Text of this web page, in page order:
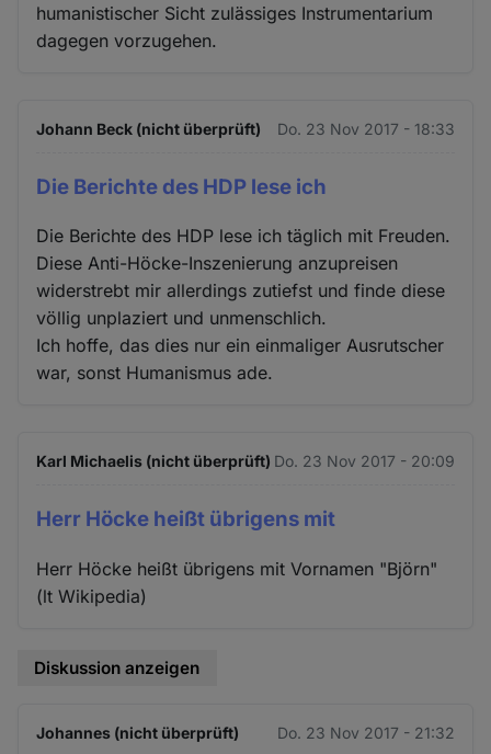
humanistischer Sicht zulässiges Instrumentarium
dagegen vorzugehen.
Johann Beck (nicht überprüft) Do. 23 Nov 2017 - 18:33
Die Berichte des HDP lese ich
Die Berichte des HDP lese ich täglich mit Freuden.
Diese Anti-Höcke-Inszenierung anzupreisen
widerstrebt mir allerdings zutiefst und finde diese
völlig unplaziert und unmenschlich.
Ich hoffe, das dies nur ein einmaliger Ausrutscher
war, sonst Humanismus ade.
Karl Michaelis (nicht überprüft) Do. 23 Nov 2017 - 20:09
Herr Höcke heißt übrigens mit
Herr Höcke heißt übrigens mit Vornamen "Björn"
(lt Wikipedia)
Diskussion anzeigen
Johannes (nicht überprüft) Do. 23 Nov 2017 - 21:32